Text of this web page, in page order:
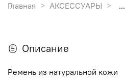
Главная АКСЕССУАРЫ ...
Описание
Ремень из натуральной кожи